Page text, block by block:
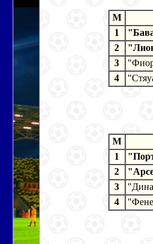
M
1
2
3
4
M
1
2
3
4